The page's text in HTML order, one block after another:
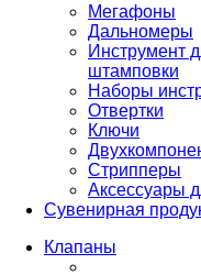
Мегафоны
Дальномеры
Инструмент
штамповки
Наборы
Отвертки
Ключи
Стрипперы
Аксессуары
Сувенирная
Клапаны